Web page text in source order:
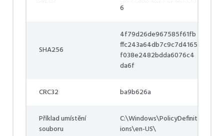
6
SHA256
4f79d26de967585f61fb
ffc243a64db7c9c7d4165
f038e2482bdda6076c4
da6f
CRC32 ba9b626a
Příklad umístění
souboru
C:\Windows\PolicyDefinit
ions\en-US\